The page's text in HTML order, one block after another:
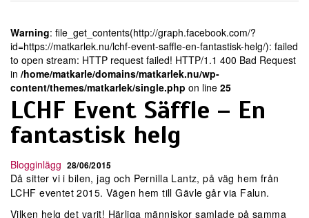
Warning: file_get_contents(http://graph.facebook.com/?
id=https://matkarlek.nu/lchf-event-saffle-en-fantastisk-helg/): failed
to open stream: HTTP request failed! HTTP/1.1 400 Bad Request
in /home/matkarle/domains/matkarlek.nu/wp-
content/themes/matkarlek/single.php on line 25
LCHF Event Säffle – En
fantastisk helg
Blogginlägg 28/06/2015
Då sitter vi i bilen, jag och Pernilla Lantz, på väg hem från
LCHF eventet 2015. Vägen hem till Gävle går via Falun.
Vilken helg det varit! Härliga människor samlade på samma